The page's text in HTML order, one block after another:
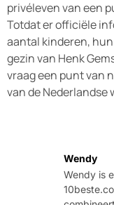
privéleven van een
Totdat er officiële
aantal kinderen,
gezin van Henk
vraag een punt van
van de Nederlandse
Wendy
Wendy is